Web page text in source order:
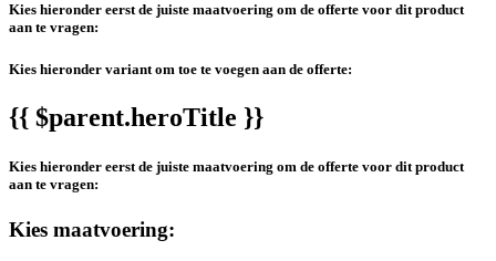
Kies hieronder eerst de juiste maatvoering om de offerte voor dit product
aan te vragen:
Kies hieronder variant om toe te voegen aan de offerte:
{{ $parent.heroTitle }}
Kies hieronder eerst de juiste maatvoering om de offerte voor dit product
aan te vragen:
Kies maatvoering: